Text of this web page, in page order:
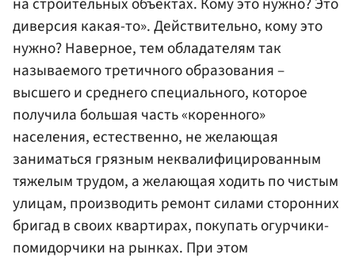
диверсия какая-то». Действительно, кому это
нужно? Наверное, тем обладателям так
называемого третичного образования –
высшего и среднего специального, которое
получила большая часть «коренного»
населения, естественно, не желающая
заниматься грязным неквалифицированным
тяжелым трудом, а желающая ходить по чистым
улицам, производить ремонт силами сторонних
бригад в своих квартирах, покупать огурчики-
помидорчики на рынках. При этом